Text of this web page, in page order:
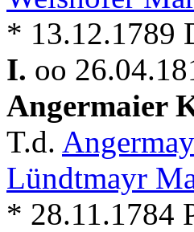
* 13.12.1789
I. oo
Angermaier
T.d.
Lündtmayr
* 28.11.1784